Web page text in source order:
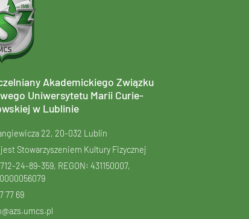
Akademickiego Związku
Uniwersytetu Marii Curie-
w Lublinie
22, 20-032 Lublin
Stowarzyszeniem Kultury Fizycznej
24-89-359, REGON: 431150007,
0000056079
77 69